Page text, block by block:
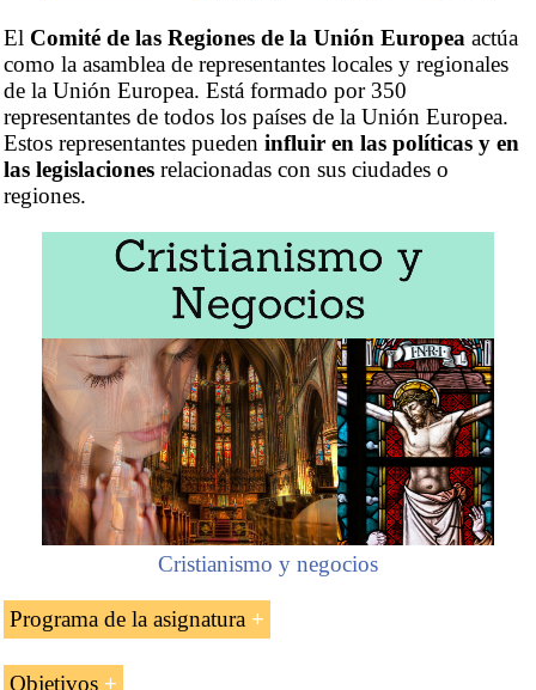
El Comité de las Regiones de la Unión Europea actúa
como la asamblea de representantes locales y regionales
de la Unión Europea. Está formado por 350
representantes de todos los países de la Unión Europea.
Estos representantes pueden influir en las políticas y en
las legislaciones relacionadas con sus ciudades o
regiones.
Cristianismo y negocios
Programa de la asignatura
Introducción al Comité de las Regiones de la
Objetivos